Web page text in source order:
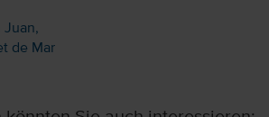
Juan,
de Mar